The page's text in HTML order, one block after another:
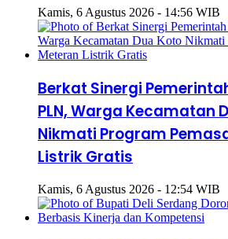
Kamis, 6 Agustus 2026 - 14:56 WIB
Berkat Sinergi
PLN, Warga Kecamatan
Nikmati Program
Listrik Gratis
Kamis, 6 Agustus 2026 - 12:54 WIB